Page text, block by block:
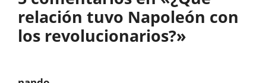
relación tuvo Napoleón con
los revolucionarios?»